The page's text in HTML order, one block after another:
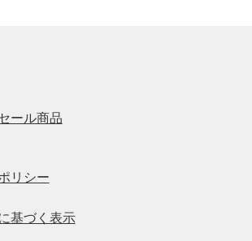
ール商品
リシー
基づく表示